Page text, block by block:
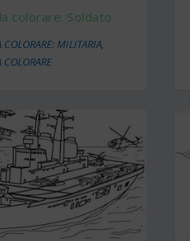
colorare: Soldato
MILITARIA,